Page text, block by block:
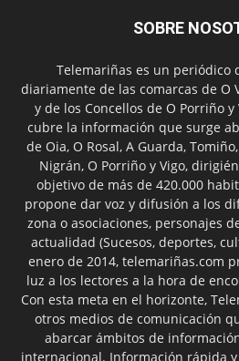
SOBRE
Telemariñas es un periódico
diariamente de las comarcas de O
y de los Concellos de O Porriño
cubre la información que surge
de Oia, O Rosal, A Guarda,
Nigrán, O Porriño y Vigo,
objetivo de más de 420.000
propone dar voz y difusión a los
zona o asociaciones, personajes
actualidad (Sucesos, deportes,
enero de 2014, telemariñas.com
luz a los lectores a la hora de
Con esta meta en el horizonte,
otros medios de comunicación
abarcar ámbitos de
internacional. Información rápida